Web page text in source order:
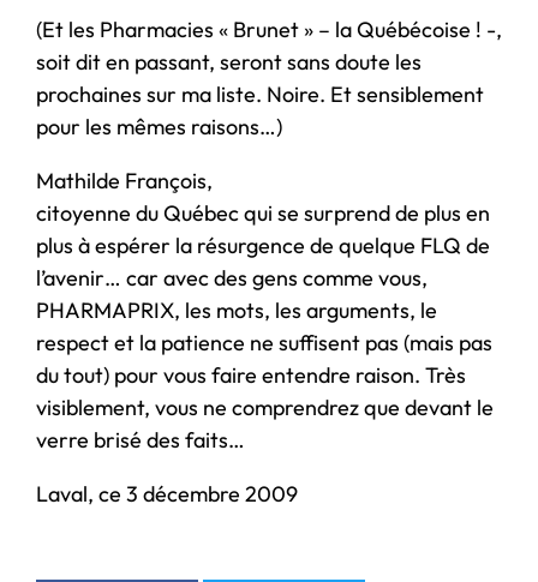
(Et les Pharmacies « Brunet » – la Québécoise ! -,
soit dit en passant, seront sans doute les
prochaines sur ma liste. Noire. Et sensiblement
pour les mêmes raisons…)
Mathilde François,
citoyenne du Québec qui se surprend de plus en
plus à espérer la résurgence de quelque FLQ de
l’avenir… car avec des gens comme vous,
PHARMAPRIX, les mots, les arguments, le
respect et la patience ne suffisent pas (mais pas
du tout) pour vous faire entendre raison. Très
visiblement, vous ne comprendrez que devant le
verre brisé des faits…
Laval, ce 3 décembre 2009